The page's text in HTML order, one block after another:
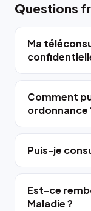
Questions
Ma
Comment
ordonnance
Puis-je
Est-ce
Maladie ?